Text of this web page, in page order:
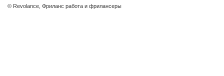
© Revolance, Фриланс работа и фрилансеры